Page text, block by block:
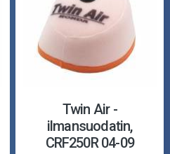
Twin Air -
ilmansuodatin,
CRF250R 04-09